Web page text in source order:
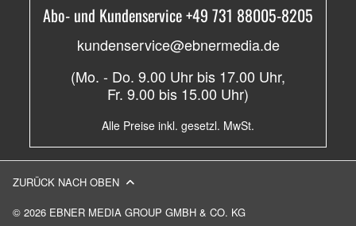
Abo- und Kundenservice +49 731 88005-8205
kundenservice@ebnermedia.de
(Mo. - Do. 9.00 Uhr bis 17.00 Uhr,
Fr. 9.00 bis 15.00 Uhr)
Alle Preise inkl. gesetzl. MwSt.
© 2026 EBNER MEDIA GROUP GMBH & CO. KG
ZURÜCK NACH OBEN